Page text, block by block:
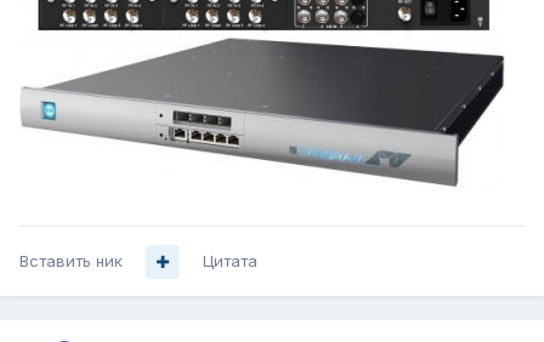
Вставить ник Цитата